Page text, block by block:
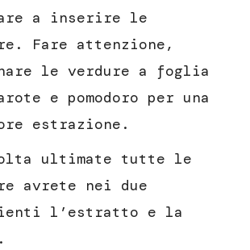
a inserire le
Fare attenzione,
le verdure a foglia
e pomodoro per una
estrazione.
ultimate tutte le
avrete nei due
l’estratto e la